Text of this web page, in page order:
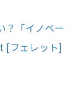
？「イノベー
[フェレット]